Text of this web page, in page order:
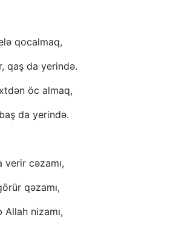
qocalmaq,
qaş da yerində.
öc almaq,
da yerində.
verir cəzamı,
qəzamı,
Allah nizamı,